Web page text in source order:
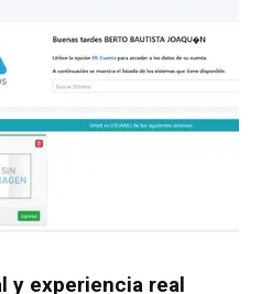
y experiencia real